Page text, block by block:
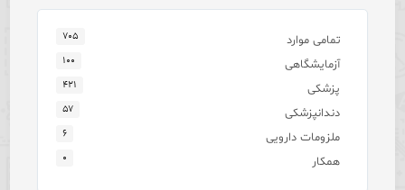
تمامی موارد ۷۰۵
آزمایشگاهی ۱۰۰
پزشکی ۴۲۱
دندانپزشکی ۵۷
ملزومات دارویی ۶
همکار ۰